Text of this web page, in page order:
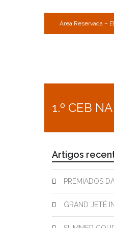
Área Reservada –
1.º CEB
Artigos
PREMIADOS
GRAND JETÉ